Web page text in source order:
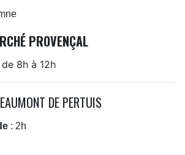
PROVENÇAL
8h à 12h
DE PERTUIS
: 2h